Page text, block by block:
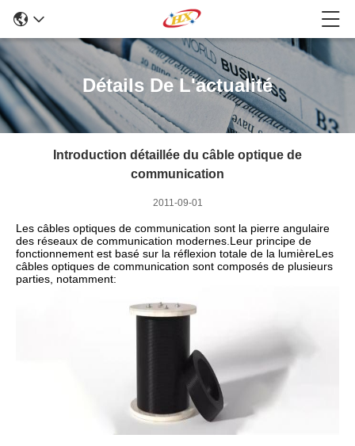
Détails De L'actualité
Introduction détaillée du câble optique de
communication
2011-09-01
Les câbles optiques de communication sont la pierre angulaire
des réseaux de communication modernes.Leur principe de
fonctionnement est basé sur la réflexion totale de la lumièreLes
câbles optiques de communication sont composés de plusieurs
parties, notamment: